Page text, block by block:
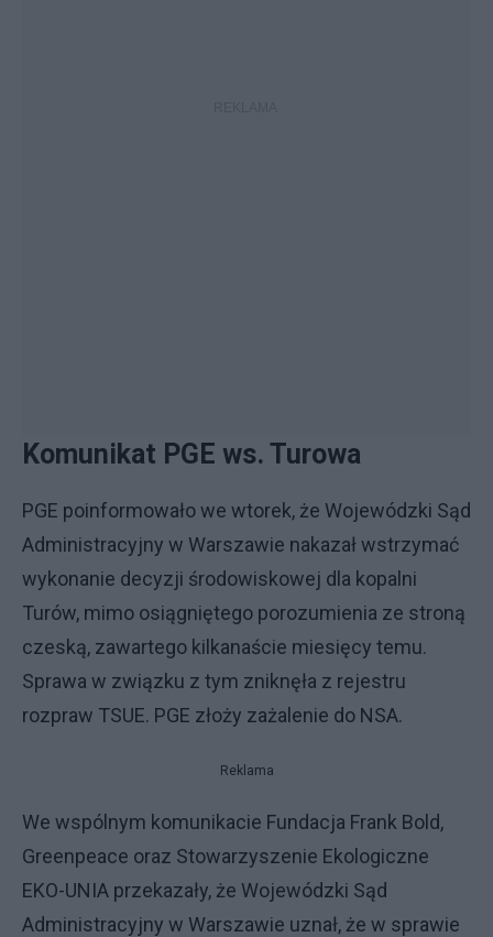
Komunikat PGE ws. Turowa
PGE poinformowało we wtorek, że Wojewódzki Sąd
Administracyjny w Warszawie nakazał wstrzymać
wykonanie decyzji środowiskowej dla kopalni
Turów, mimo osiągniętego porozumienia ze stroną
czeską, zawartego kilkanaście miesięcy temu.
Sprawa w związku z tym zniknęła z rejestru
rozpraw TSUE. PGE złoży zażalenie do NSA.
Reklama
We wspólnym komunikacie Fundacja Frank Bold,
Greenpeace oraz Stowarzyszenie Ekologiczne
EKO-UNIA przekazały, że Wojewódzki Sąd
Administracyjny w Warszawie uznał, że w sprawie